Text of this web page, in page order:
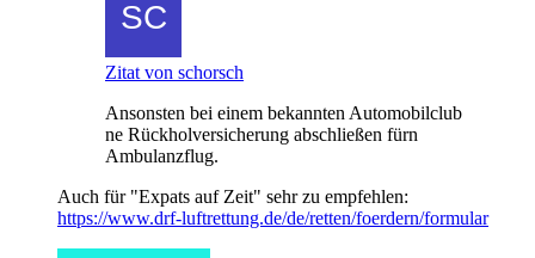
Zitat von schorsch
Ansonsten bei einem bekannten Automobilclub
ne Rückholversicherung abschließen fürn
Ambulanzflug.
Auch für "Expats auf Zeit" sehr zu empfehlen:
https://www.drf-luftrettung.de/de/retten/foerdern/formular